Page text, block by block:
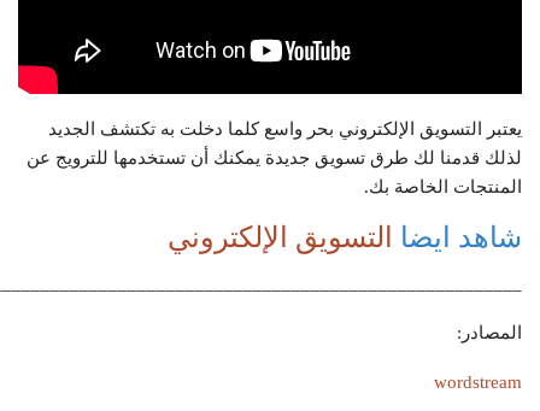
يعتبر التسويق الإلكتروني بحر واسع كلما دخلت به تكتشف الجديد
لذلك قدمنا لك طرق تسويق جديدة يمكنك أن تستخدمها للترويج عن
المنتجات الخاصة بك.
شاهد ايضا التسويق الإلكتروني
المصادر:
wordstream